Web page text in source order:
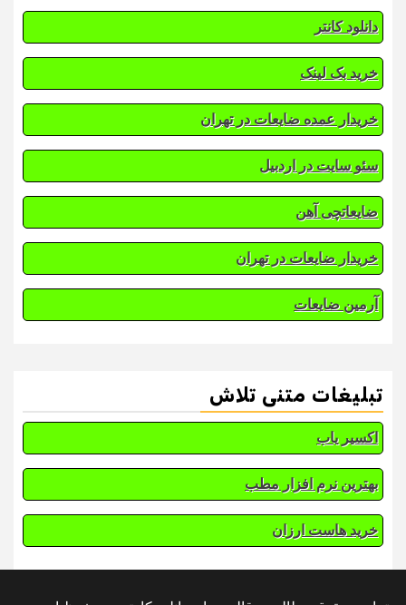
دانلود کانتر
خرید بک لینک
خریدار عمده ضایعات در تهران
سئو سایت در اردبیل
ضایعاتچی آهن
خریدار ضایعات در تهران
آرمین ضایعات
تبلیغات متنی تلاش
اکسیر یاب
بهترین نرم افزار مطب
خرید هاست ارزان